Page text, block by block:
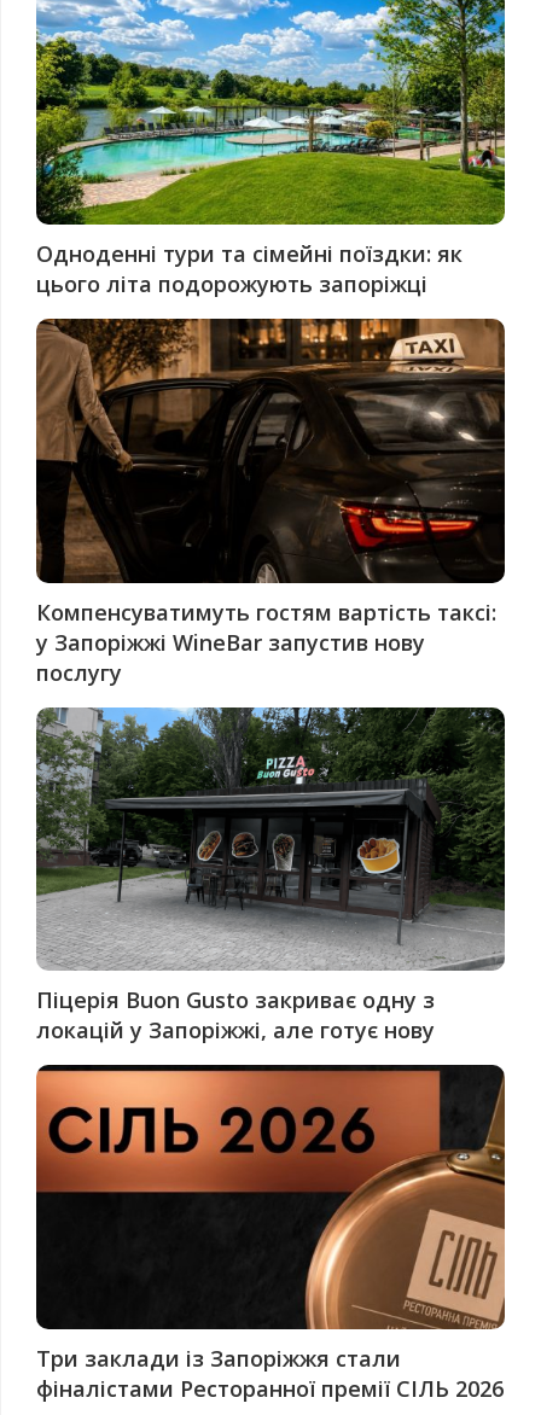
Одноденні тури та сімейні поїздки: як
цього літа подорожують запоріжці
Компенсуватимуть гостям вартість таксі:
у Запоріжжі WineBar запустив нову
послугу
Піцерія Buon Gusto закриває одну з
локацій у Запоріжжі, але готує нову
Три заклади із Запоріжжя стали
фіналістами Ресторанної премії СІЛЬ 2026